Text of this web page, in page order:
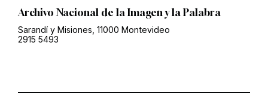
Archivo Nacional de la Imagen y la Palabra
Sarandí y Misiones, 11000 Montevideo
2915 5493